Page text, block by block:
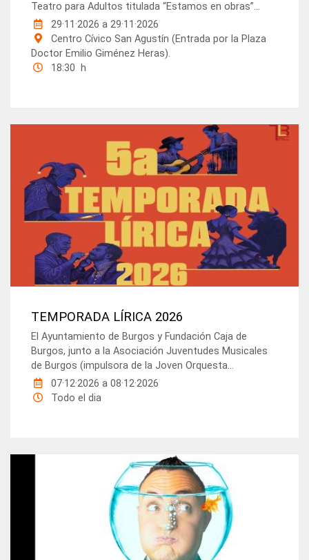
Teatro para Adultos titulada “Estamos en obras”...
29·11·2026a29·11·2026
Centro Cívico San Agustín (Entrada por la Plaza
Doctor Emilio Giménez Heras).
18:30 h
TEMPORADA LÍRICA 2026
El Ayuntamiento de Burgos y Fundación Caja de
Burgos, junto a la Asociación Juventudes Musicales
de Burgos (impulsora de la Joven Orquesta...
07·12·2026a08·12·2026
Todo el dia